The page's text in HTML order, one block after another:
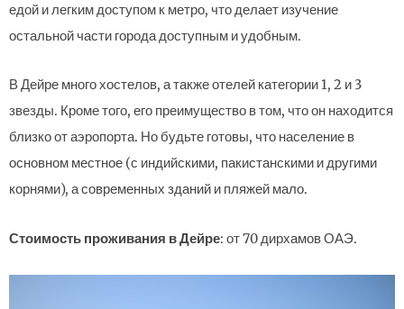
едой и легким доступом к метро, что делает изучение
остальной части города доступным и удобным.
В Дейре много хостелов, а также отелей категории 1, 2 и 3
звезды. Кроме того, его преимущество в том, что он находится
близко от аэропорта. Но будьте готовы, что население в
основном местное (с индийскими, пакистанскими и другими
корнями), а современных зданий и пляжей мало.
Стоимость проживания в Дейре: от 70 дирхамов ОАЭ.